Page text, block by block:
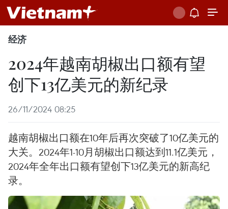
经济
2024年越南胡椒出口额有望
创下13亿美元的新纪录
26/11/2024 08:25
越南胡椒出口额在10年后再次突破了10亿美元的
大关。2024年1-10月胡椒出口额达到11.1亿美元，
2024年全年出口额有望创下13亿美元的新高纪
录。